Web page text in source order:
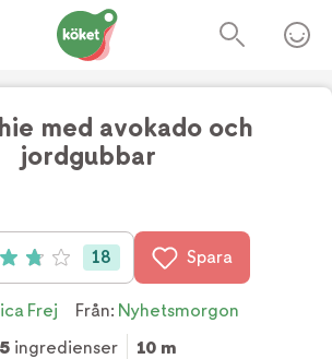
med avokado och
jordgubbar
av 5 (18 röster)
18 Spara
Frej Från: Nyhetsmorgon
5 ingredienser 10 m